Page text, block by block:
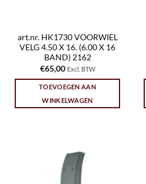
art.nr. HK1730 VOORWIEL
VELG 4.50 X 16. (6.00 X 16
BAND) 2162
€65,00 Excl. BTW
TOEVOEGEN AAN
WINKELWAGEN